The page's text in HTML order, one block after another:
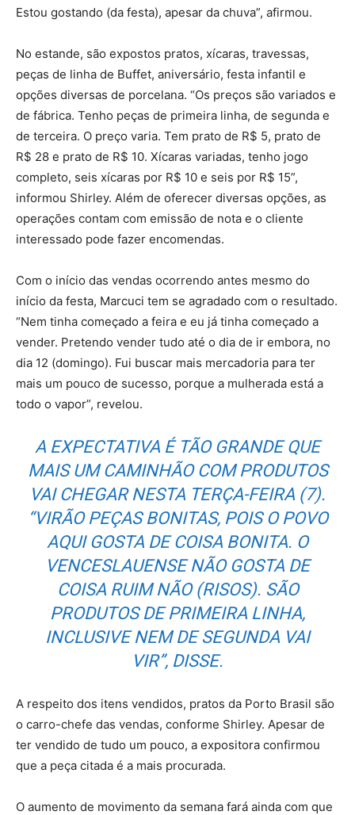
Estou gostando (da festa), apesar da chuva”, afirmou.
No estande, são expostos pratos, xícaras, travessas,
peças de linha de Buffet, aniversário, festa infantil e
opções diversas de porcelana. “Os preços são variados e
de fábrica. Tenho peças de primeira linha, de segunda e
de terceira. O preço varia. Tem prato de R$ 5, prato de
R$ 28 e prato de R$ 10. Xícaras variadas, tenho jogo
completo, seis xícaras por R$ 10 e seis por R$ 15”,
informou Shirley. Além de oferecer diversas opções, as
operações contam com emissão de nota e o cliente
interessado pode fazer encomendas.
Com o início das vendas ocorrendo antes mesmo do
início da festa, Marcuci tem se agradado com o resultado.
“Nem tinha começado a feira e eu já tinha começado a
vender. Pretendo vender tudo até o dia de ir embora, no
dia 12 (domingo). Fui buscar mais mercadoria para ter
mais um pouco de sucesso, porque a mulherada está a
todo o vapor”, revelou.
A EXPECTATIVA É TÃO GRANDE QUE
MAIS UM CAMINHÃO COM PRODUTOS
VAI CHEGAR NESTA TERÇA-FEIRA (7).
“VIRÃO PEÇAS BONITAS, POIS O POVO
AQUI GOSTA DE COISA BONITA. O
VENCESLAUENSE NÃO GOSTA DE
COISA RUIM NÃO (RISOS). SÃO
PRODUTOS DE PRIMEIRA LINHA,
INCLUSIVE NEM DE SEGUNDA VAI
VIR”, DISSE.
A respeito dos itens vendidos, pratos da Porto Brasil são
o carro-chefe das vendas, conforme Shirley. Apesar de
ter vendido de tudo um pouco, a expositora confirmou
que a peça citada é a mais procurada.
O aumento de movimento da semana fará ainda com que